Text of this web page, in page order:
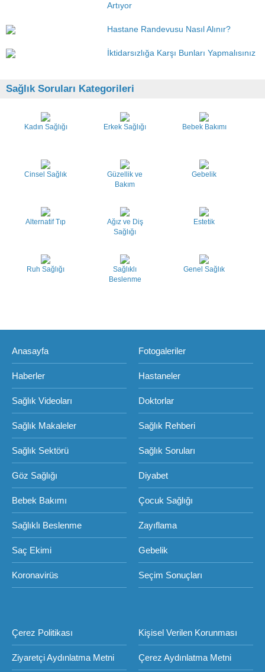
Artıyor
Hastane Randevusu Nasıl Alınır?
İktidarsızlığa Karşı Bunları Yapmalısınız
Sağlık Soruları Kategorileri
Kadın Sağlığı Erkek Sağlığı Bebek Bakımı
Cinsel Sağlık
Güzellik ve
Bakım
Gebelik
Alternatif Tıp
Ağız ve Diş
Sağlığı
Estetik
Ruh Sağlığı
Sağlıklı
Beslenme
Genel Sağlık
Anasayfa Fotogaleriler
Haberler Hastaneler
Sağlık Videoları Doktorlar
Sağlık Makaleler Sağlık Rehberi
Sağlık Sektörü Sağlık Soruları
Göz Sağlığı Diyabet
Bebek Bakımı Çocuk Sağlığı
Sağlıklı Beslenme Zayıflama
Saç Ekimi Gebelik
Koronavirüs Seçim Sonuçları
Çerez Politikası Kişisel Verilen Korunması
Ziyaretçi Aydınlatma Metni Çerez Aydınlatma Metni